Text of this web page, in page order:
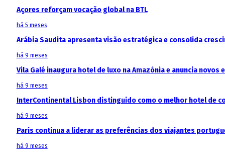
Açores reforçam vocação global na BTL
há 5 meses
Arábia Saudita apresenta visão estratégica e consolida
há 9 meses
Vila Galé inaugura hotel de luxo na Amazónia e anuncia
há 9 meses
InterContinental Lisbon distinguido como o melhor hotel de
há 9 meses
Paris continua a liderar as preferências dos viajantes
há 9 meses